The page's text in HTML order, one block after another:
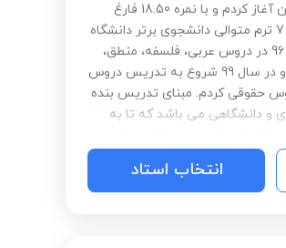
کارشناسی ارشد در دانشگاه تهران آغاز کردم و با نمره 18.50 فارغ
التحصیل شدم. دوره کارشناسی 7 ترم متوالی دانشجوی برتر دانشگاه
در رشته بودم.تدریس را از سال 96 در دروس عربی، فلسفه، منطق،
اصول عقاید و قرآن شروع کردم و در سال 99 شروع به تدریس دروس
حقوقی کردم. مبنای تدریس بنده
و دانشگاهی می باشد که تا به
شیراز و تهران از جمله دبیرستان
نورالمهدی، شهید مطهری،
در دروس مذکور به تدریس مشغول
انتخاب استاد